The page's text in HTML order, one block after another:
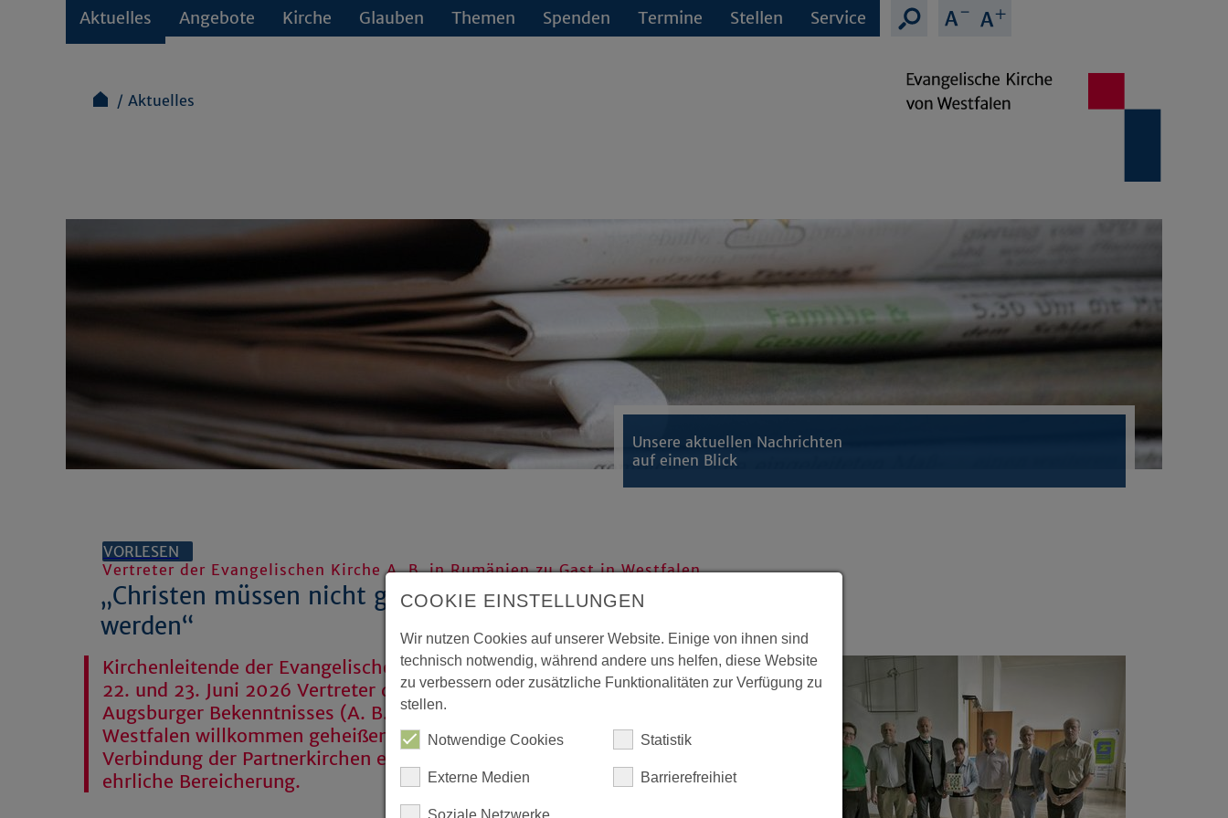
Aktuelles Angebote Kirche Glauben Themen Spenden Termine Stellen Service
Aktuelles
Unsere aktuellen Nachrichten
auf einen Blick
VORLESEN
Vertreter der Evangelischen Kirche A. B. in Rumänien zu Gast in Westfalen
„Christen müssen nicht gezählt, sie müssen gewogen
werden“
Kirchenleitende der Evangelischen Kirche von Westfalen haben am
22. und 23. Juni 2026 Vertreter der Evangelischen Kirche
Augsburger Bekenntnisses (A. B.) in Rumänien zu einem Besuch in
Westfalen willkommen geheißen. Die freundschaftliche
Verbindung der Partnerkirchen empfanden beide Seiten als
ehrliche Bereicherung.
COOKIE EINSTELLUNGEN
Wir nutzen Cookies auf unserer Website. Einige von ihnen sind
technisch notwendig, während andere uns helfen, diese Website
zu verbessern oder zusätzliche Funktionalitäten zur Verfügung zu
stellen.
Notwendige Cookies Statistik
Externe Medien Barrierefreihiet
Soziale Netzwerke